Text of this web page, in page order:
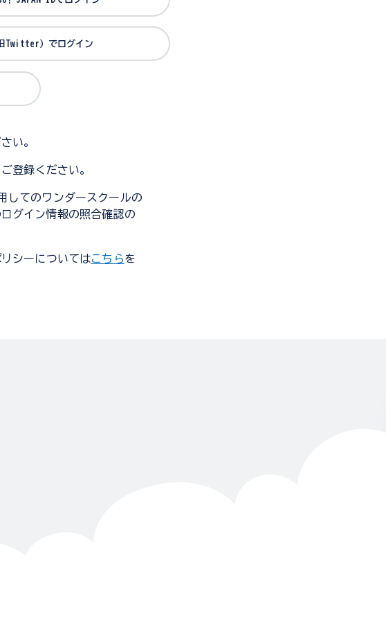
Twitter）でログイン
い。
登録ください。
してのワンダースクールの
グイン情報の照合確認の
シーについてはこちらを